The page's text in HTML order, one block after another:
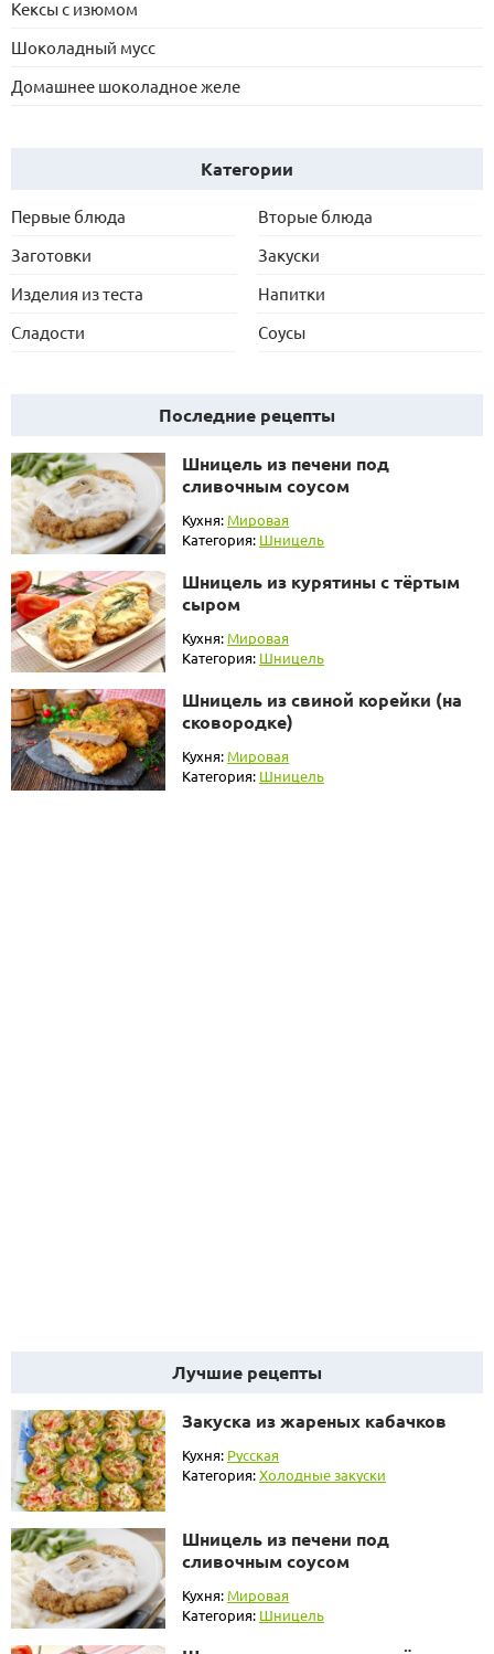
Кексы с изюмом
Шоколадный мусс
Домашнее шоколадное желе
Категории
Первые блюда
Вторые блюда
Заготовки
Закуски
Изделия из теста
Напитки
Сладости
Соусы
Последние рецепты
Шницель из печени под
сливочным соусом
Кухня: Мировая
Категория: Шницель
Шницель из курятины с тёртым
сыром
Кухня: Мировая
Категория: Шницель
Шницель из свиной корейки (на
сковородке)
Кухня: Мировая
Категория: Шницель
Лучшие рецепты
Закуска из жареных кабачков
Кухня: Русская
Категория:Холодные закуски
Шницель из печени под
сливочным соусом
Кухня: Мировая
Категория: Шницель